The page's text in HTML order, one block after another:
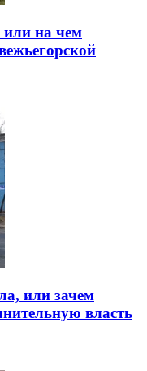
на чем
или зачем
власть